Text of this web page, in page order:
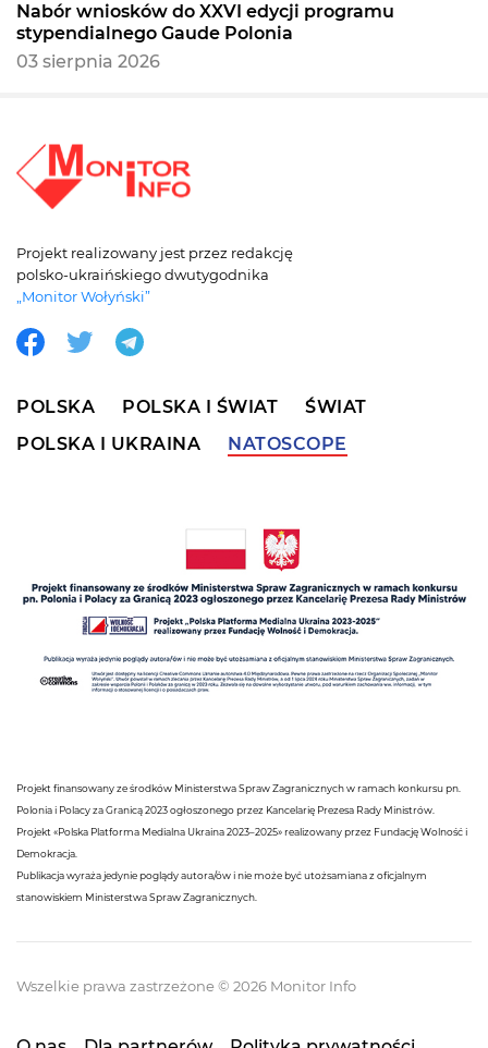
Nabór wniosków do XXVI edycji programu
stypendialnego Gaude Polonia
03 sierpnia 2026
Projekt realizowany jest przez redakcję
polsko-ukraińskiego dwutygodnika
„Monitor Wołyński”
POLSKA POLSKA I ŚWIAT
ŚWIAT
POLSKA I UKRAINA
NATOSCOPE
Projekt finansowany ze środków Ministerstwa Spraw Zagranicznych w ramach konkursu pn.
Polonia i Polacy za Granicą 2023 ogłoszonego przez Kancelarię Prezesa Rady Ministrów.
Projekt «Polska Platforma Medialna Ukraina 2023–2025» realizowany przez Fundację Wolność i
Demokracja.
Publikacja wyraża jedynie poglądy autora/ów i nie może być utożsamiana z oficjalnym
stanowiskiem Ministerstwa Spraw Zagranicznych.
Wszelkie prawa zastrzeżone © 2026 Monitor Info